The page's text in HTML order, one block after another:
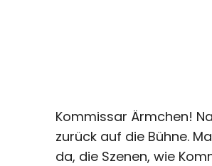
Kommissar Ärmchen!
zurück auf die Bühne.
da, die Szenen, wie